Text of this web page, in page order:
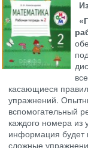
касающиеся
упражнений.
вспомогательный
каждого номера из
информация будет
сложные